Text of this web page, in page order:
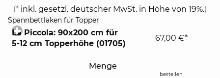
(* inkl. gesetzl. deutscher MwSt. in Höhe von 19%.)
Spannbettlaken für Topper
expand
contents
La Piccola: 90x200 cm für
5-12 cm Topperhöhe (01705)
Menge
67,00 €*
bestellen